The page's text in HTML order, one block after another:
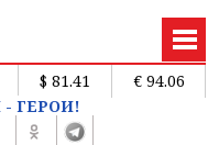
$ 81.41
€ 94.06
ГЕРОИ!